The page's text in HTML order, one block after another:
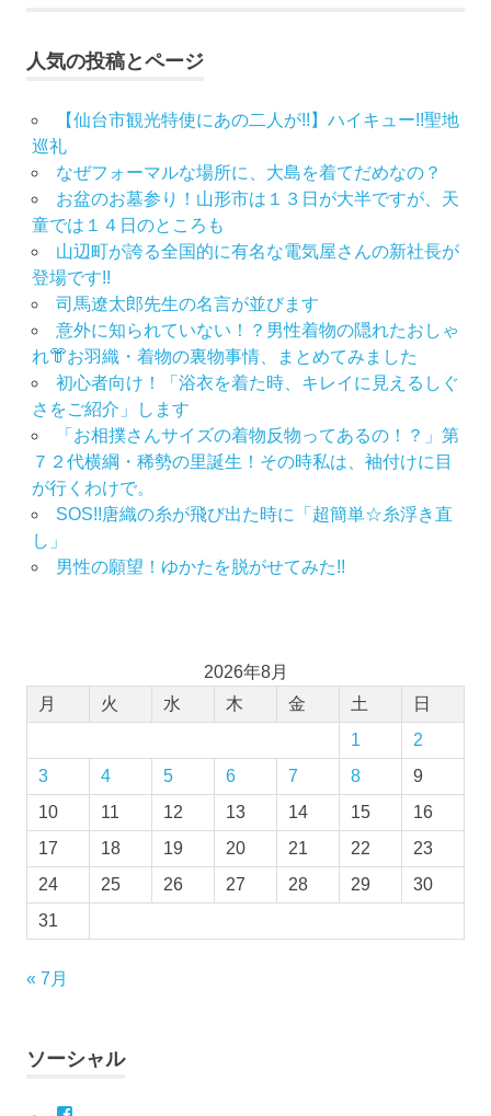
ペ
ー
ジ
送
り
人気の投稿とページ
【仙台市観光特使にあの二人が!!】ハイキュー!!聖地
巡礼
なぜフォーマルな場所に、大島を着てだめなの？
お盆のお墓参り！山形市は１３日が大半ですが、天
童では１４日のところも
山辺町が誇る全国的に有名な電気屋さんの新社長が
登場です!!
司馬遼太郎先生の名言が並びます
意外に知られていない！？男性着物の隠れたおしゃ
れ👘お羽織・着物の裏物事情、まとめてみました
初心者向け！「浴衣を着た時、キレイに見えるしぐ
さをご紹介」します
「お相撲さんサイズの着物反物ってあるの！？」第
７２代横綱・稀勢の里誕生！その時私は、袖付けに目
が行くわけで。
SOS!!唐織の糸が飛び出た時に「超簡単☆糸浮き直
し」
男性の願望！ゆかたを脱がせてみた!!
2026年8月
月
火 水 木 金 土
日
1
2
3
4 5 6 7 8
9
10
11 12 13 14 15
16
17
18 19 20 21 22
23
24
25 26 27 28 29
30
31
« 7月
ソーシャル